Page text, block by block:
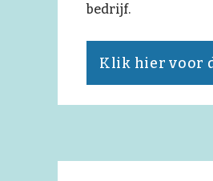
bedrijf.
Klik hier voor